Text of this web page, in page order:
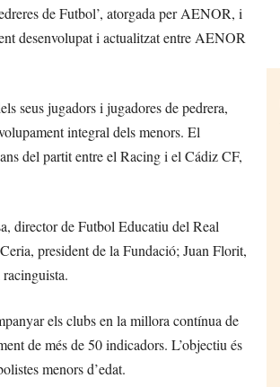
de Futbol’, atorgada per AENOR, i
desenvolupat i actualitzat entre AENOR
seus jugadors i jugadores de pedrera,
integral dels menors. El
del partit entre el Racing i el Cádiz CF,
director de Futbol Educatiu del Real
president de la Fundació; Juan Florit,
els clubs en la millora contínua de
de més de 50 indicadors. L’objectiu és
menors d’edat.